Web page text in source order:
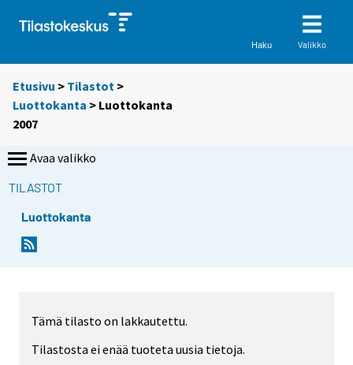
Haku Valikko
Etusivu > Tilastot >
Luottokanta > Luottokanta
2007
Avaa valikko
TILASTOT
Luottokanta
Tämä tilasto on lakkautettu.
Tilastosta ei enää tuoteta uusia tietoja.